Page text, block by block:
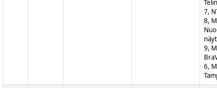
7,
8,
9,
6,